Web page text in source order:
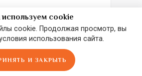
Избранное
В КОРЗИНУ
cookie
cookie. Продолжая просмотр, вы
использования сайта.
И ЗАКРЫТЬ